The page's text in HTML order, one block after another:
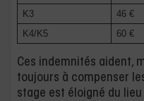
K3
46 €
K4/K5
60 €
Ces indemnités aident,
toujours à compenser
stage est éloigné du